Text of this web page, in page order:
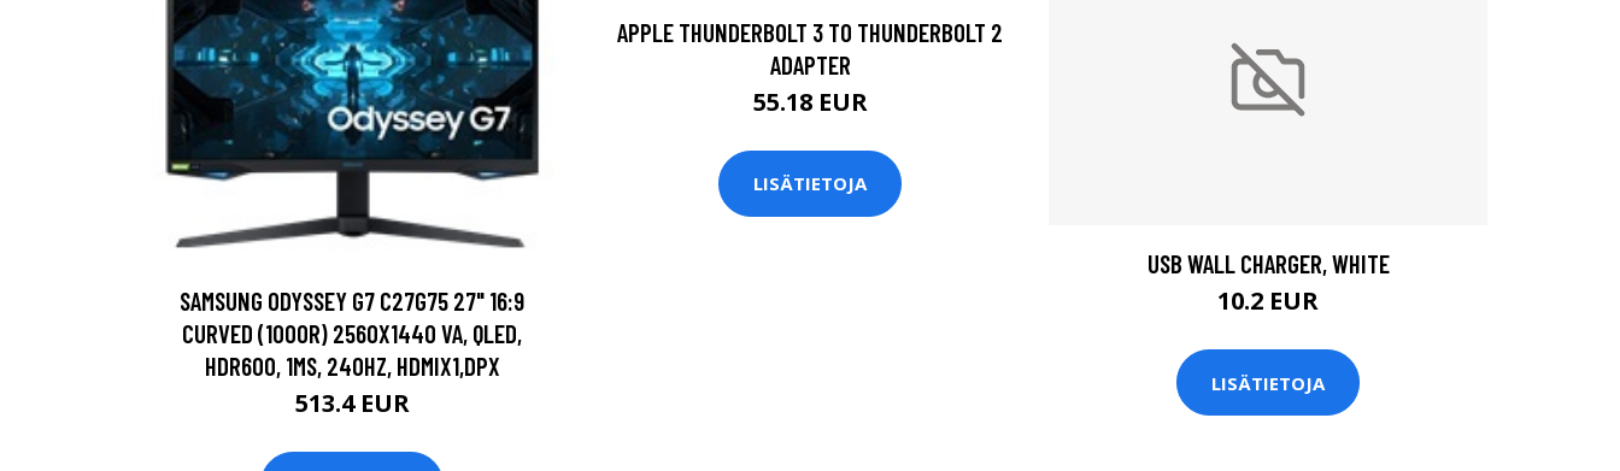
SAMSUNG ODYSSEY G7 C27G75 27" 16:9
CURVED (1000R) 2560X1440 VA, QLED,
HDR600, 1MS, 240HZ, HDMIX1,DPX
513.4 EUR
APPLE THUNDERBOLT 3 TO THUNDERBOLT 2
ADAPTER
55.18 EUR
LISÄTIETOJA
USB WALL CHARGER, WHITE
10.2 EUR
LISÄTIETOJA